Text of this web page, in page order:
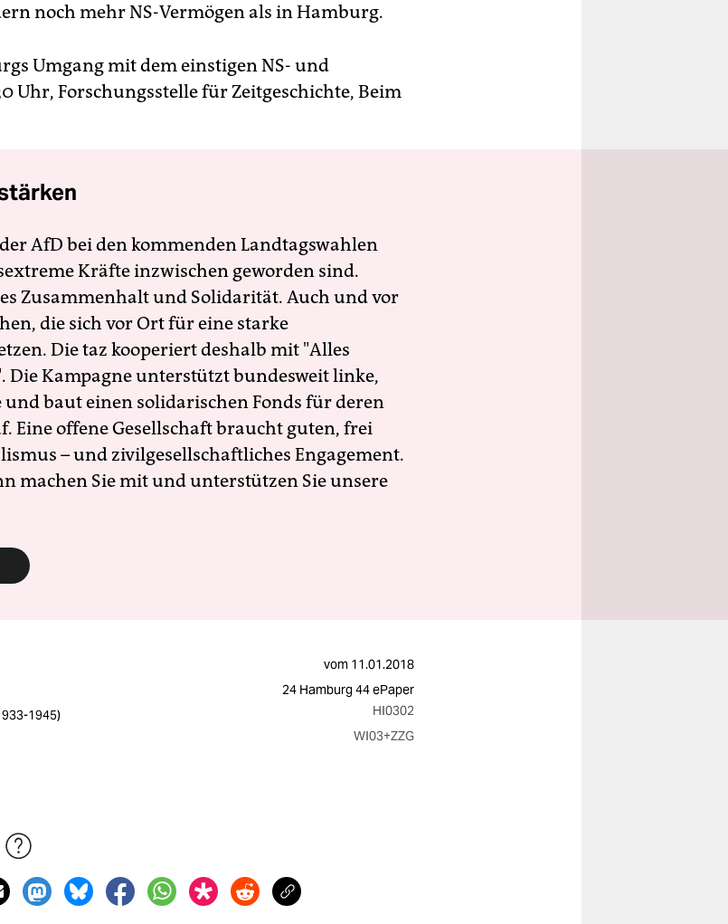
noch mehr NS-Vermögen als in Hamburg.
Umgang mit dem einstigen NS- und
Uhr, Forschungsstelle für Zeitgeschichte, Beim
AfD bei den kommenden Landtagswahlen
Kräfte inzwischen geworden sind.
Zusammenhalt und Solidarität. Auch und vor
die sich vor Ort für eine starke
Die taz kooperiert deshalb mit "Alles
Kampagne unterstützt bundesweit linke,
und baut einen solidarischen Fonds für deren
Eine offene Gesellschaft braucht guten, frei
– und zivilgesellschaftliches Engagement.
machen Sie mit und unterstützen Sie unsere
vom 11.01.2018
24 Hamburg 44 ePaper
1945)
HI0302
WI03+ZZG